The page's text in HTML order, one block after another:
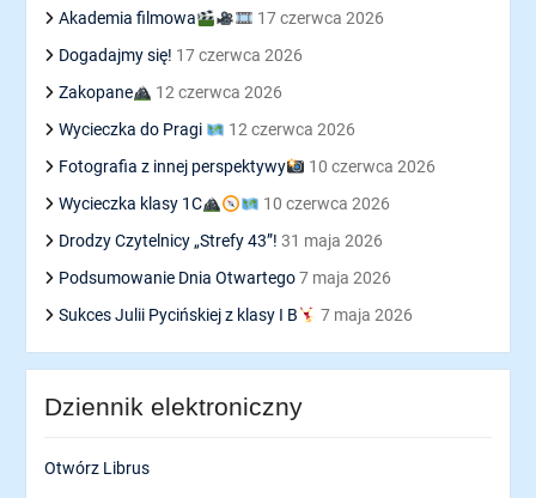
Akademia filmowa
17 czerwca 2026
Dogadajmy się! 17 czerwca 2026
Zakopane
12 czerwca 2026
Wycieczka do Pragi
12 czerwca 2026
Fotografia z innej perspektywy
10 czerwca 2026
Wycieczka klasy 1C
10 czerwca 2026
Drodzy Czytelnicy „Strefy 43”! 31 maja 2026
Podsumowanie Dnia Otwartego 7 maja 2026
Sukces Julii Pycińskiej z klasy I B
7 maja 2026
Dziennik elektroniczny
Otwórz Librus